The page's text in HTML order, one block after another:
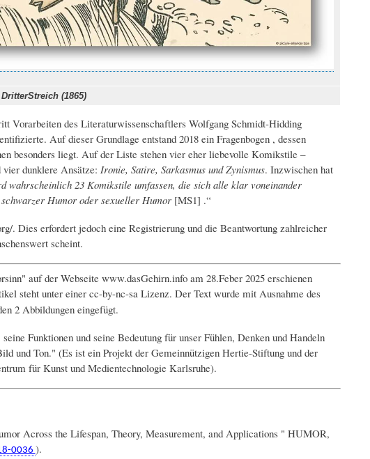
(1865)
Vorarbeiten des Literaturwissenschaftlers Wolfgang Schmidt-Hidding
Auf dieser Grundlage entstand 2018 ein Fragenbogen , dessen
besonders liegt. Auf der Liste stehen vier eher liebevolle Komikstile –
dunklere Ansätze: Ironie, Satire, Sarkasmus und Zynismus. Inzwischen hat
wahrscheinlich 23 Komikstile umfassen, die sich alle klar voneinander
Humor oder sexueller Humor[MS1] .“
. Dies erfordert jedoch eine Registrierung und die Beantwortung zahlreicher
scheint.
auf der Webseite www.dasGehirn.info am 28.Feber 2025 erschienen
steht unter einer cc-by-nc-sa Lizenz. Der Text wurde mit Ausnahme des
2 Abbildungen eingefügt.
Funktionen und seine Bedeutung für unser Fühlen, Denken und Handeln
und Ton." (Es ist ein Projekt der Gemeinnützigen Hertie-Stiftung und der
für Kunst und Medientechnologie Karlsruhe).
Across the Lifespan, Theory, Measurement, and Applications " HUMOR,
0036 ).